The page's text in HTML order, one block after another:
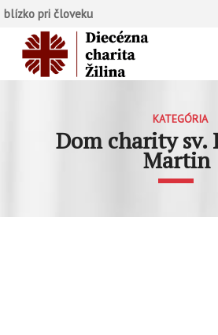
blízko pri človeku
KATEGÓRIA
Dom charity sv.
Martin